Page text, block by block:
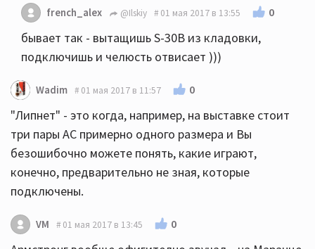
french_alex @Ilskiy 01 мая 2017 в 13:55 0
бывает так - вытащишь S-30B из кладовки,
подключишь и челюсть отвисает )))
Wadim 01 мая 2017 в 11:57 0
"Липнет" - это когда, например, на выставке стоит
три пары АС примерно одного размера и Вы
безошибочно можете понять, какие играют,
конечно, предварительно не зная, которые
подключены.
VM 01 мая 2017 в 13:45 0